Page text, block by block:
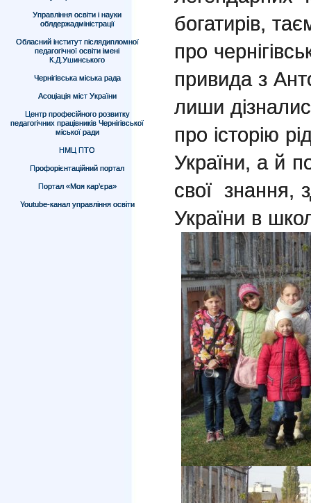
Управління освіти і науки
облдержадміністрації
Обласний інститут післядипломної
педагогічної освіти імені
К.Д.Ушинського
Чернігівська міська рада
Асоціація міст України
Центр професійного розвитку
педагогічних працівників Чернігівської
міської ради
НМЦ ПТО
Профорієнтаційний портал
Портал «Моя кар’єра»
Youtube-канал управління освіти
богатирів,
про
привида з
лиши
про історію
України, а й
свої знання,
України в